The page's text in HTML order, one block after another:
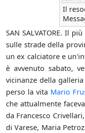
Il
SAN SALVATORE. Il
sulle strade della
un ex calciatore e
è avvenuto sabato,
vicinanze della
perso la vita Mario
che attualmente
da Francesco
di Varese, Maria